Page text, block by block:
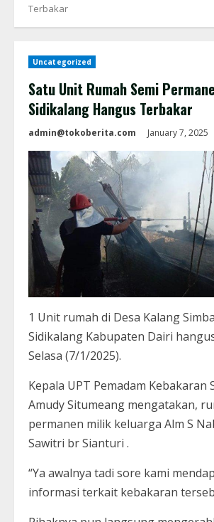
Terbakar
Uncategorized
Satu Unit Rumah Semi
Sidikalang Hangus Terbakar
admin@tokoberita.com January 7, 2025
1 Unit rumah di Desa Kalang
Sidikalang Kabupaten Dairi
Selasa (7/1/2025).
Kepala UPT Pemadam Kebakaran
Amudy Situmeang mengatakan,
permanen milik keluarga Alm S
Sawitri br Sianturi .
“Ya awalnya tadi sore kami
informasi terkait kebakaran